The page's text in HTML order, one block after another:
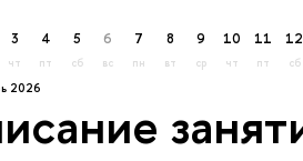
2026
3
чт
4
пт
5
сб
6
вс
7
пн
8
вт
9
ср
10
чт
11
пт
12
сб